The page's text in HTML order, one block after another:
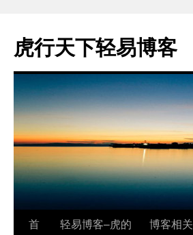
虎行天下轻易博客
跳首
轻易博客–虎的
博客相关